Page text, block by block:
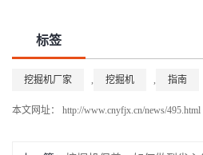
标签
挖掘机厂家 挖掘机 指南
本文网址： http://www.cnyfjx.cn/news/495.html